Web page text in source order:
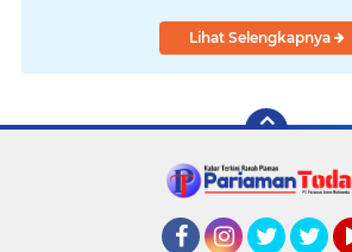
Lihat Selengkapnya